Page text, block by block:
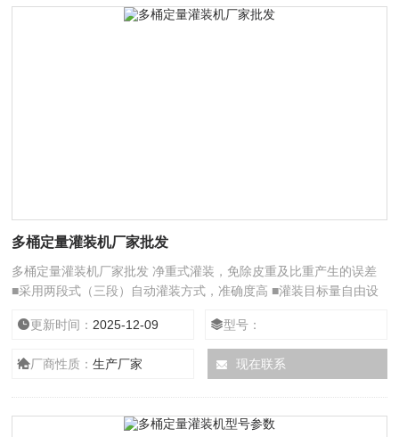
多桶定量灌装机厂家批发
多桶定量灌装机厂家批发 净重式灌装，免除皮重及比重产生的误差
■采用两段式（三段）自动灌装方式，准确度高 ■灌装目标量自由设
更新时间： 2025-12-09 型号：
厂商性质：生产厂家 现在联系